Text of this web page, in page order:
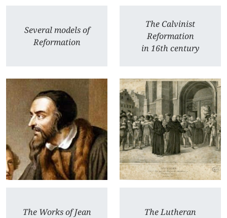
Several models of
Reformation
The Calvinist
Reformation
in 16th century
The Works of Jean
The Lutheran